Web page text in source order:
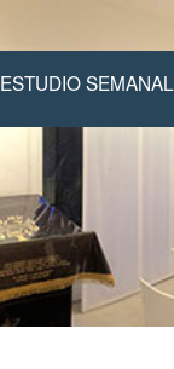
ESTUDIO SEMANAL